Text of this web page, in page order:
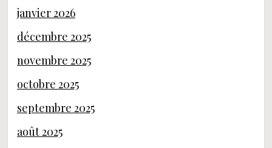
janvier 2026
décembre 2025
novembre 2025
octobre 2025
septembre 2025
août 2025